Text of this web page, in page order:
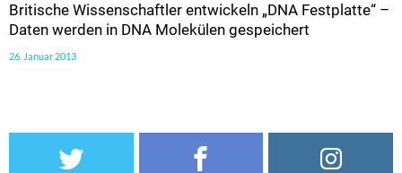
Britische Wissenschaftler entwickeln „DNA Festplatte“ –
Daten werden in DNA Molekülen gespeichert
26. Januar 2013